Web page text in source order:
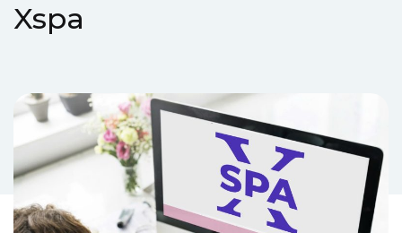
Xspa